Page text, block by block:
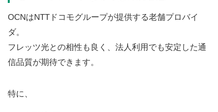
OCNはNTTドコモグループが提供する老舗プロバイ
ダ。
フレッツ光との相性も良く、法人利用でも安定した通
信品質が期待できます。
特に、